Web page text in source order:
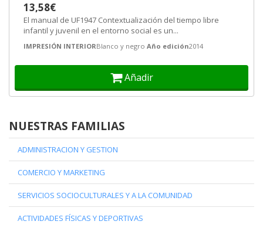
13,58€
El manual de UF1947 Contextualización del tiempo libre
infantil y juvenil en el entorno social es un...
IMPRESIÓN INTERIORBlanco y negro Año edición2014
Añadir
NUESTRAS FAMILIAS
ADMINISTRACION Y GESTION
COMERCIO Y MARKETING
SERVICIOS SOCIOCULTURALES Y A LA COMUNIDAD
ACTIVIDADES FÍSICAS Y DEPORTIVAS